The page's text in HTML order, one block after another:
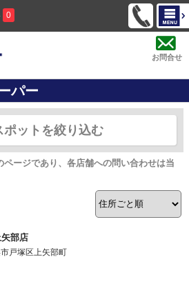
0
お問合せ
パー
ポットを絞り込む
ージであり、各店舗への問い合わせは当
部店
戸塚区上矢部町